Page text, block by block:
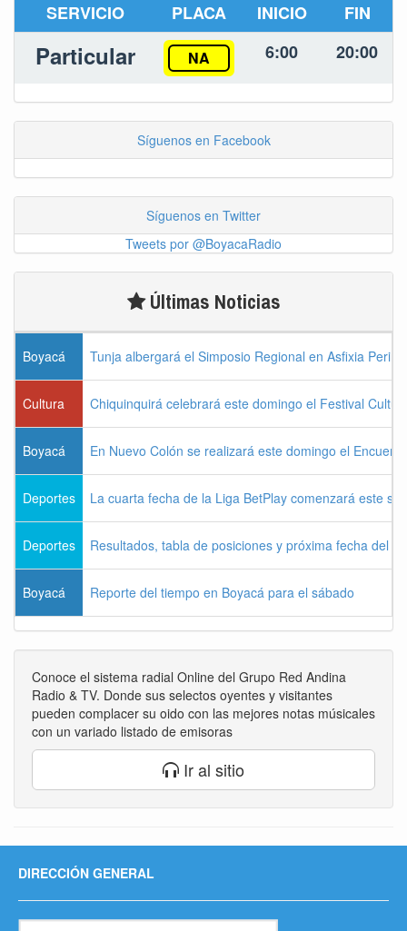
SERVICIO PLACA INICIO FIN
Particular NA 6:00 20:00
Síguenos en Facebook
Síguenos en Twitter
Tweets por @BoyacaRadio
Últimas Noticias
Boyacá Tunja albergará el Simposio Regional en Asfixia
Cultura Chiquinquirá celebrará este domingo el Festival
Boyacá En Nuevo Colón se realizará este domingo el
Deportes La cuarta fecha de la Liga BetPlay comenzará este
Deportes Resultados, tabla de posiciones y próxima fecha del
Boyacá Reporte del tiempo en Boyacá para el sábado
Conoce el sistema radial Online del Grupo Red Andina
Radio & TV. Donde sus selectos oyentes y visitantes
pueden complacer su oido con las mejores notas músicales
con un variado listado de emisoras
Ir al sitio
DIRECCIÓN GENERAL